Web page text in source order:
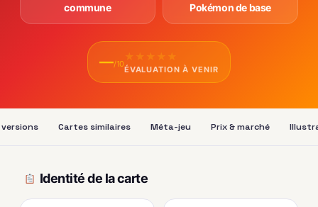
commune Pokémon de base
—/10
★ ★ ★ ★ ★
ÉVALUATION À VENIR
Cartes similaires Méta-jeu Prix & marché
Identité de la carte